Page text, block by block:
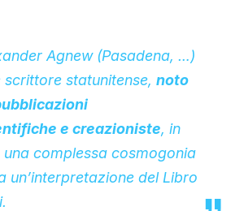
Agnew (Pasadena, …)
scrittore statunitense, noto
e creazioniste, in
una complessa cosmogonia
un’interpretazione del Libro